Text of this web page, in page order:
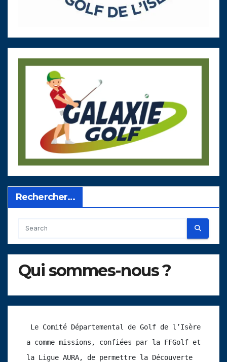
Rechercher…
Qui sommes-nous ?
a comme missions, confiées par la FFGolf et
la Ligue AURA, de permettre la Découverte